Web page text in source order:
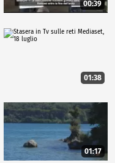
00:39
01:38
01:17